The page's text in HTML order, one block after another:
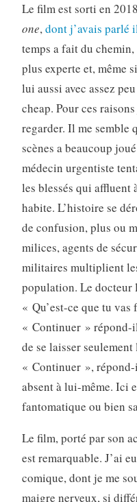
Le film est sorti en
one,dont j’avais parlé
temps a fait du
plus experte et, même
lui aussi avec assez
cheap. Pour ces
regarder. Il me semble
scènes a beaucoup
médecin urgentiste
les blessés qui
habite. L’histoire se
de confusion, plus ou
milices, agents de
militaires multiplient
population. Le docteur
« Qu’est-ce que tu
« Continuer » répond-
de se laisser
« Continuer »,
absent à lui-même. Ici
fantomatique ou bien
Le film, porté par son
est remarquable. J’ai
comique, dont je me
maigre nerveux, si